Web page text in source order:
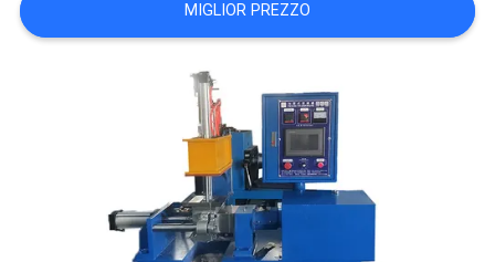
VR
PRIVACY
MIGLIOR PREZZO